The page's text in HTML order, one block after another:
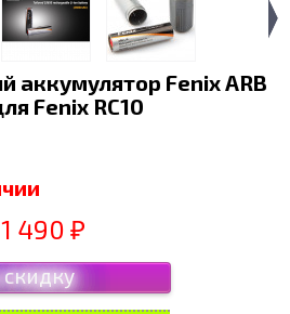
аккумулятор Fenix ARB
Fenix RC10
1 490₽